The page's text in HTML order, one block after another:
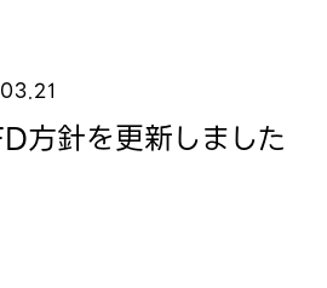
方針を更新しました